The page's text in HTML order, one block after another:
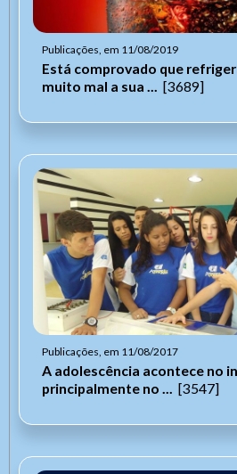
Publicações, em 11/08/2019
Está comprovado que
muito mal a sua ... [3689]
Publicações, em 11/08/2017
A adolescência acontece no
principalmente no ... [3547]